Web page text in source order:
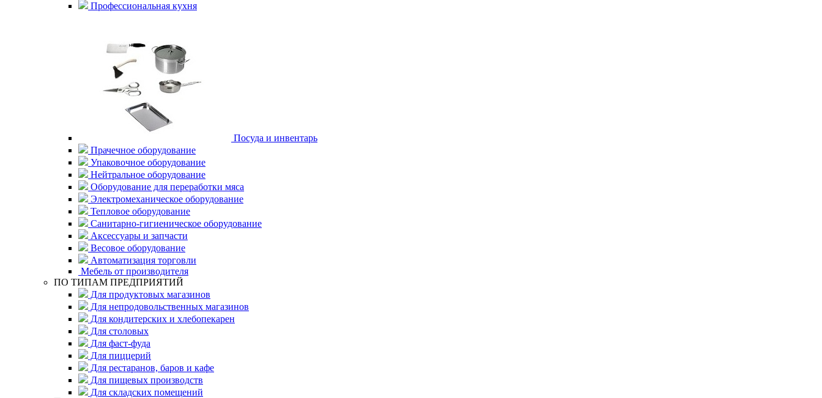
Профессиональная кухня
Посуда и инвентарь
Прачечное оборудование
Упаковочное оборудование
Нейтральное оборудование
Оборудование для переработки мяса
Электромеханическое оборудование
Тепловое оборудование
Санитарно-гигиеническое оборудование
Аксессуары и запчасти
Весовое оборудование
Автоматизация торговли
Мебель от производителя
ПО ТИПАМ ПРЕДПРИЯТИЙ
Для продуктовых магазинов
Для непродовольственных магазинов
Для кондитерских и хлебопекарен
Для столовых
Для фаст-фуда
Для пиццерий
Для рестаранов, баров и кафе
Для пищевых производств
Для складских помещений